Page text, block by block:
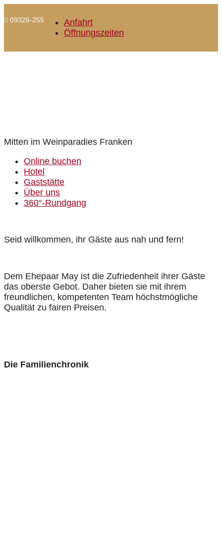
 09326-255
Anfahrt
Öffnungszeiten
Mitten im Weinparadies Franken
Online buchen
Hotel
Gaststätte
Über uns
360°-Rundgang
Seid willkommen, ihr Gäste aus nah und fern!
Dem Ehepaar May ist die Zufriedenheit ihrer Gäste
das oberste Gebot. Daher bieten sie mit ihrem
freundlichen, kompetenten Team höchstmögliche
Qualität zu fairen Preisen.
Die Familienchronik